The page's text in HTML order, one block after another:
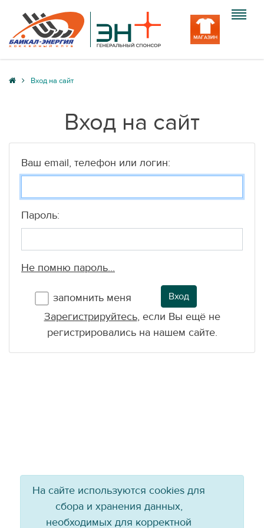
Клуб
Медиа
Вход на сайт
Вход на сайт
Ваш email, телефон или логин:
Пароль:
Не помню пароль...
запомнить меня Вход
Зарегистрируйтесь, если Вы ещё не
регистрировались на нашем сайте.
На сайте используются cookies для
сбора и хранения данных,
необходимых для корректной